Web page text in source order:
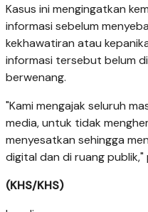
Kasus ini mengingatkan
informasi sebelum
kekhawatiran atau
informasi tersebut belum
berwenang.
"Kami mengajak seluruh
media, untuk tidak
menyesatkan sehingga
digital dan di ruang publik,"
(KHS/KHS)